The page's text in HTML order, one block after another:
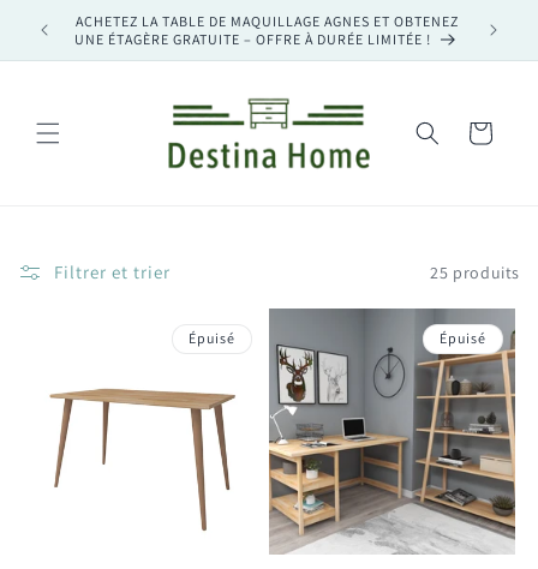
passerACHETEZ LA TABLE DE MAQUILLAGE AGNES ET OBTENEZ
UNE ÉTAGÈRE GRATUITE – OFFRE À DURÉE LIMITÉE !
Panier
Filtrer et trier 25 produits
Épuisé Épuisé